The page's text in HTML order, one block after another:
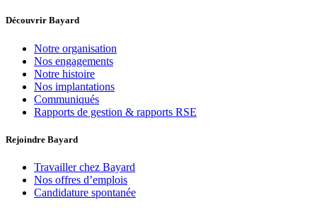
Découvrir Bayard
Notre organisation
Nos engagements
Notre histoire
Nos implantations
Communiqués
Rapports de gestion & rapports RSE
Rejoindre Bayard
Travailler chez Bayard
Nos offres d’emplois
Candidature spontanée